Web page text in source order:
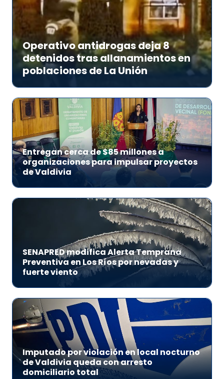
Operativo antidrogas deja 8
detenidos tras allanamientos en
poblaciones de La Unión
Entregan cerca de $85 millones a
organizaciones para impulsar proyectos
de Valdivia
SENAPRED modifica Alerta Temprana
Preventiva en Los Ríos por nevadas y
fuerte viento
Imputado por violación en local nocturno
de Valdivia queda con arresto
domiciliario total